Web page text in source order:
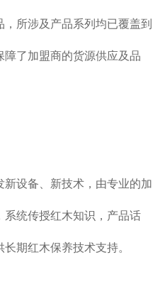
所涉及产品系列均已覆盖到
了加盟商的货源供应及品
设备、新技术，由专业的加
系统传授红木知识，产品话
期红木保养技术支持。